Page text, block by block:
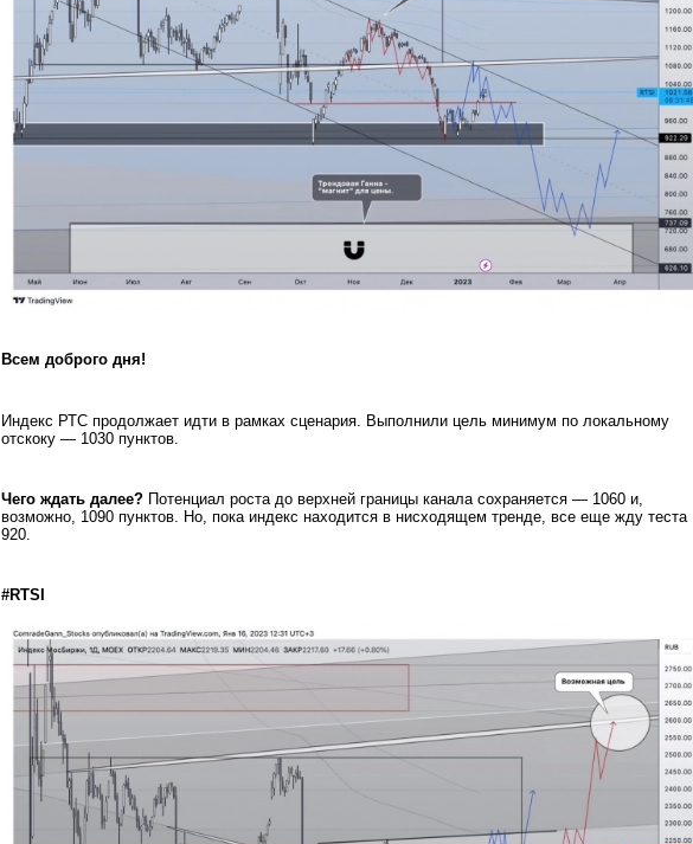
Всем доброго дня!
Индекс РТС продолжает идти в рамках сценария. Выполнили цель минимум по локальному
отскоку — 1030 пунктов.
Чего ждать далее? Потенциал роста до верхней границы канала сохраняется — 1060 и,
возможно, 1090 пунктов. Но, пока индекс находится в нисходящем тренде, все еще жду теста
920.
#RTSI